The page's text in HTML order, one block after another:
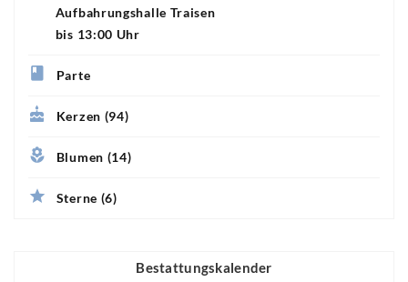
Aufbahrungshalle Traisen
bis 13:00 Uhr
Parte
Kerzen (94)
Blumen (14)
Sterne (6)
Bestattungskalender